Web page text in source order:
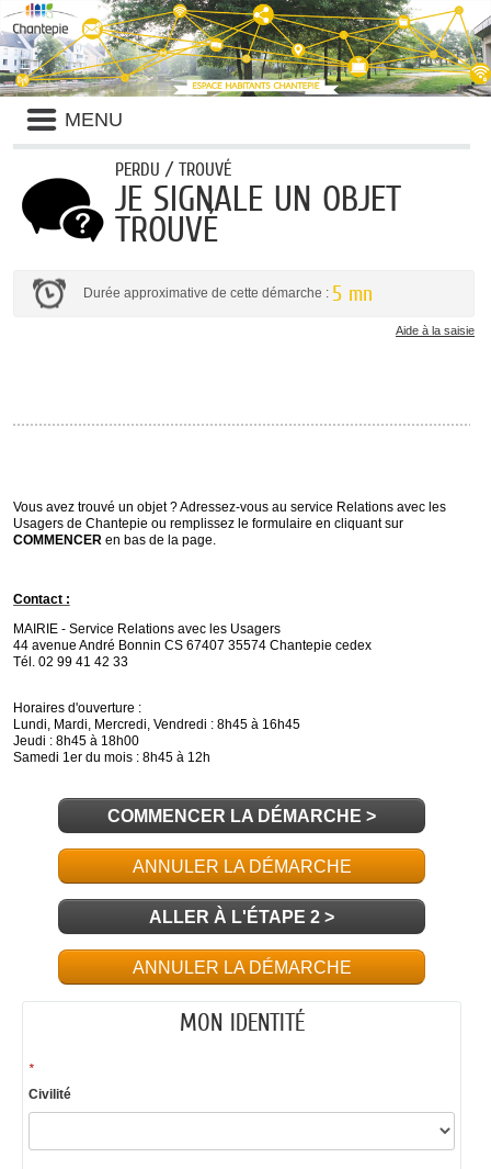
Liste
des
avertissements
MENU
PERDU / TROUVÉ
JE SIGNALE UN OBJET
TROUVÉ
Durée approximative de cette démarche : 5 mn
Aide à la saisie
COMMENCER LA DÉMARCHE >
ANNULER LA DÉMARCHE
ALLER À L'ÉTAPE 2 >
ANNULER LA DÉMARCHE
MON IDENTITÉ
*
Civilité